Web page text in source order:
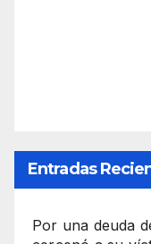
Entradas
Por una deuda